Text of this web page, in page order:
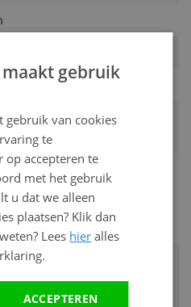
per e-mail, telefoon of
met een van onze
maakt gebruik
gebruik van cookies
te
op accepteren te
met het gebruik
u dat we alleen
plaatsen? Klik dan
Lees hier alles
ACCEPTEREN